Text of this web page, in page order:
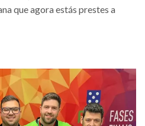
que agora estás prestes a